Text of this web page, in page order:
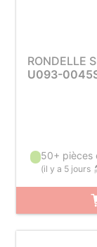
RONDELLE
U093-
50+ pièces
(il y a 5 jours